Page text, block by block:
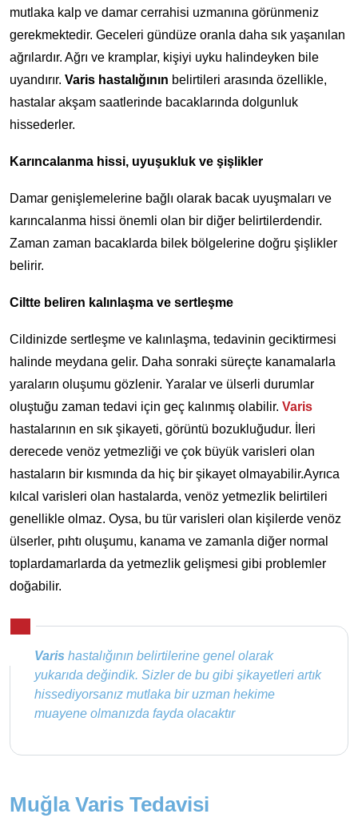
mutlaka kalp ve damar cerrahisi uzmanına görünmeniz
gerekmektedir. Geceleri gündüze oranla daha sık yaşanılan
ağrılardır. Ağrı ve kramplar, kişiyi uyku halindeyken bile
uyandırır. Varis hastalığının belirtileri arasında özellikle,
hastalar akşam saatlerinde bacaklarında dolgunluk
hissederler.
Karıncalanma hissi, uyuşukluk ve şişlikler
Damar genişlemelerine bağlı olarak bacak uyuşmaları ve
karıncalanma hissi önemli olan bir diğer belirtilerdendir.
Zaman zaman bacaklarda bilek bölgelerine doğru şişlikler
belirir.
Ciltte beliren kalınlaşma ve sertleşme
Cildinizde sertleşme ve kalınlaşma, tedavinin geciktirmesi
halinde meydana gelir. Daha sonraki süreçte kanamalarla
yaraların oluşumu gözlenir. Yaralar ve ülserli durumlar
oluştuğu zaman tedavi için geç kalınmış olabilir. Varis
hastalarının en sık şikayeti, görüntü bozukluğudur. İleri
derecede venöz yetmezliği ve çok büyük varisleri olan
hastaların bir kısmında da hiç bir şikayet olmayabilir.Ayrıca
kılcal varisleri olan hastalarda, venöz yetmezlik belirtileri
genellikle olmaz. Oysa, bu tür varisleri olan kişilerde venöz
ülserler, pıhtı oluşumu, kanama ve zamanla diğer normal
toplardamarlarda da yetmezlik gelişmesi gibi problemler
doğabilir.
Varis hastalığının belirtilerine genel olarak
yukarıda değindik. Sizler de bu gibi şikayetleri artık
hissediyorsanız mutlaka bir uzman hekime
muayene olmanızda fayda olacaktır
Muğla Varis Tedavisi